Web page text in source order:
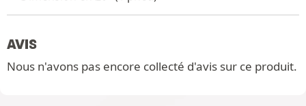
AVIS
Nous n'avons pas encore collecté d'avis sur ce produit.